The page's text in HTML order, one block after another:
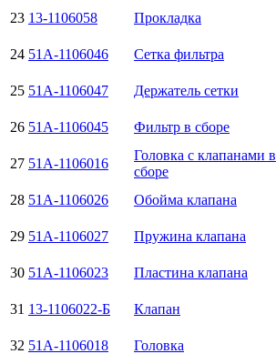
23 13-1106058 Прокладка
24 51А-1106046 Сетка фильтра
25 51А-1106047 Держатель сетки
26 51А-1106045 Фильтр в сборе
27 51А-1106016
Головка с клапанами в
сборе
28 51А-1106026 Обойма клапана
29 51А-1106027 Пружина клапана
30 51А-1106023 Пластина клапана
31 13-1106022-Б Клапан
32 51А-1106018 Головка